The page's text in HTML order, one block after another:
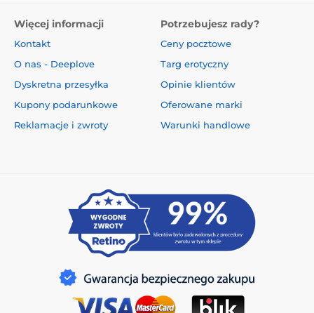
Więcej informacji
Kontakt
O nas - Deeplove
Dyskretna przesyłka
Kupony podarunkowe
Reklamacje i zwroty
Potrzebujesz rady?
Ceny pocztowe
Targ erotyczny
Opinie klientów
Oferowane marki
Warunki handlowe